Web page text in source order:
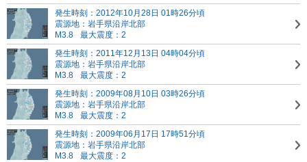
発生時刻：2012年10月28日 01時26分頃
震源地：岩手県沿岸北部
M3.8
最大震度：2
発生時刻：2011年12月13日 04時04分頃
震源地：岩手県沿岸北部
M3.8
最大震度：2
発生時刻：2009年08月10日 03時26分頃
震源地：岩手県沿岸北部
M3.8
最大震度：2
発生時刻：2009年06月17日 17時51分頃
震源地：岩手県沿岸北部
M3.8
最大震度：2